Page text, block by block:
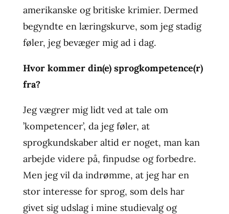
amerikanske og britiske krimier. Dermed
begyndte en læringskurve, som jeg stadig
føler, jeg bevæger mig ad i dag.
Hvor kommer din(e) sprogkompetence(r)
fra?
Jeg vægrer mig lidt ved at tale om
’kompetencer’, da jeg føler, at
sprogkundskaber altid er noget, man kan
arbejde videre på, finpudse og forbedre.
Men jeg vil da indrømme, at jeg har en
stor interesse for sprog, som dels har
givet sig udslag i mine studievalg og